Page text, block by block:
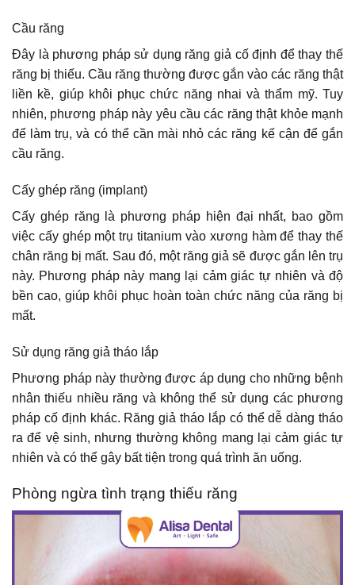
Cầu răng
Đây là phương pháp sử dụng răng giả cố định để thay thế
răng bị thiếu. Cầu răng thường được gắn vào các răng thật
liền kề, giúp khôi phục chức năng nhai và thẩm mỹ. Tuy
nhiên, phương pháp này yêu cầu các răng thật khỏe mạnh
để làm trụ, và có thể cần mài nhỏ các răng kế cận để gắn
cầu răng.
Cấy ghép răng (implant)
Cấy ghép răng là phương pháp hiện đại nhất, bao gồm
việc cấy ghép một trụ titanium vào xương hàm để thay thế
chân răng bị mất. Sau đó, một răng giả sẽ được gắn lên trụ
này. Phương pháp này mang lại cảm giác tự nhiên và độ
bền cao, giúp khôi phục hoàn toàn chức năng của răng bị
mất.
Sử dụng răng giả tháo lắp
Phương pháp này thường được áp dụng cho những bệnh
nhân thiếu nhiều răng và không thể sử dụng các phương
pháp cố định khác. Răng giả tháo lắp có thể dễ dàng tháo
ra để vệ sinh, nhưng thường không mang lại cảm giác tự
nhiên và có thể gây bất tiện trong quá trình ăn uống.
Phòng ngừa tình trạng thiếu răng